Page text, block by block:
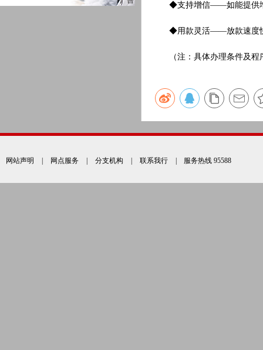
◆支持增信——如能提供增
◆用款灵活——放款速度快
（注：具体办理条件及程
网站声明 网点服务 分支机构 联系我行 | 服务热线 95588